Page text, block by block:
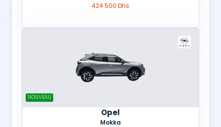
424 500 Dhs
NOUVEAU
Opel
Mokka